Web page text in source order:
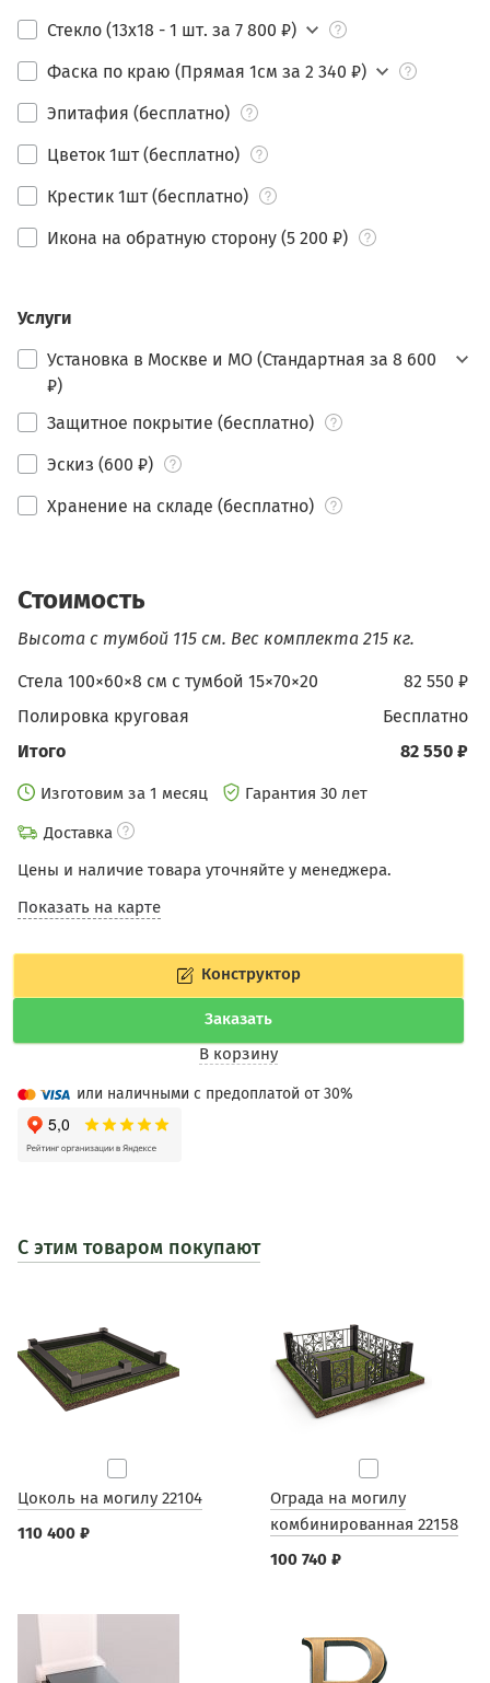
Стекло (13х18 - 1 шт. за 7 800 ₽)
Фаска по краю (Прямая 1см за 2 340 ₽)
Эпитафия (бесплатно)
Цветок 1шт (бесплатно)
Крестик 1шт (бесплатно)
Икона на обратную сторону (5 200 ₽)
Услуги
Установка в Москве и МО (Стандартная за 8 600
₽)
Защитное покрытие (бесплатно)
Эскиз (600 ₽)
Хранение на складе (бесплатно)
Стоимость
Высота с тумбой 115 см. Вес комплекта 215 кг.
82 550 ₽
Стела 100×60×8 см c тумбой 15×70×20
бесплатно
Полировка круговая
82 550 ₽
Итого
Изготовим за 1 месяц
Гарантия 30 лет
Доставка
Цены и наличие товара уточняйте у менеджера.
Показать на карте
Конструктор
Заказать
В корзину
или наличными с предоплатой от 30%
С этим товаром покупают
Цоколь на могилу 22104
110 400 ₽
Ограда на могилу
комбинированная 22158
100 740 ₽